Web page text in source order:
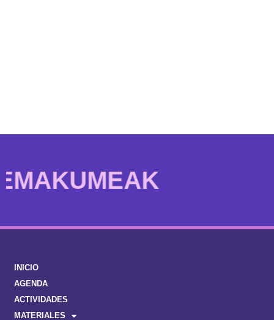
IZAN
INICIO
AGENDA
ACTIVIDADES
MATERIALES